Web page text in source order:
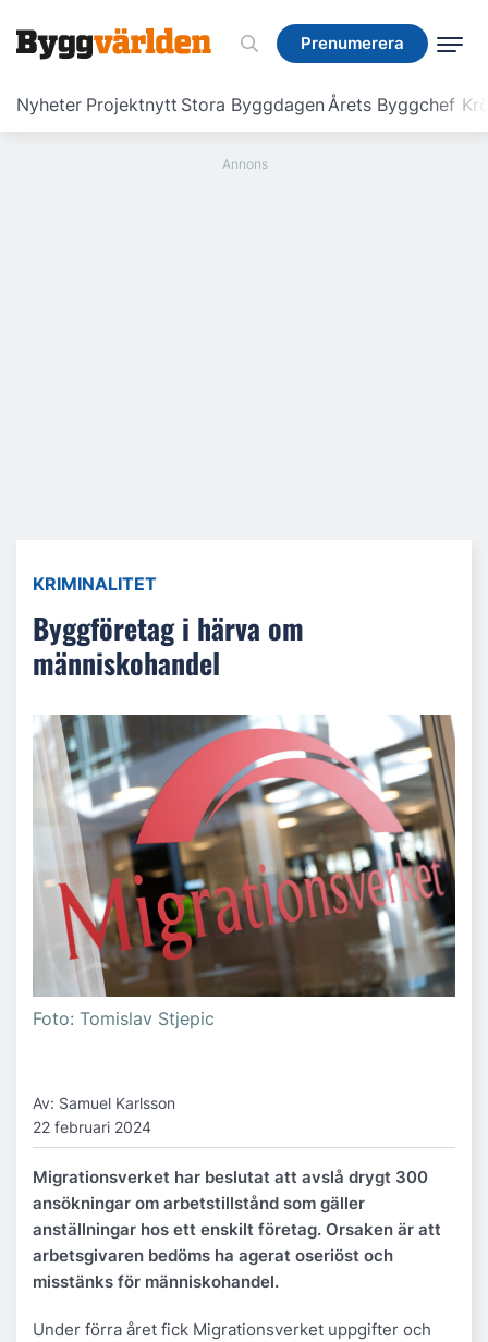
Prenumerera
Nyheter Projektnytt Stora ByggdagenÅrets Byggchef
Prenumerera
KRIMINALITET
Byggföretag i härva om
människohandel
Foto: Tomislav Stjepic
Av: Samuel Karlsson
22 februari 2024
Migrationsverket har beslutat att avslå drygt 300
ansökningar om arbetstillstånd som gäller
anställningar hos ett enskilt företag. Orsaken är att
arbetsgivaren bedöms ha agerat oseriöst och
misstänks för människohandel.
Under förra året fick Migrationsverket uppgifter och